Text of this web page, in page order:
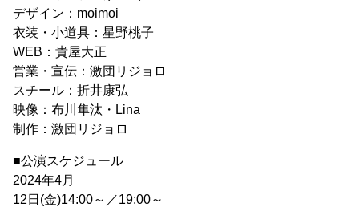
デザイン：moimoi
衣装・小道具：星野桃子
WEB：貴屋大正
営業・宣伝：激団リジョロ
スチール：折井康弘
映像：布川隼汰・Lina
制作：激団リジョロ
■公演スケジュール
2024年4月
12日(金)14:00～／19:00～